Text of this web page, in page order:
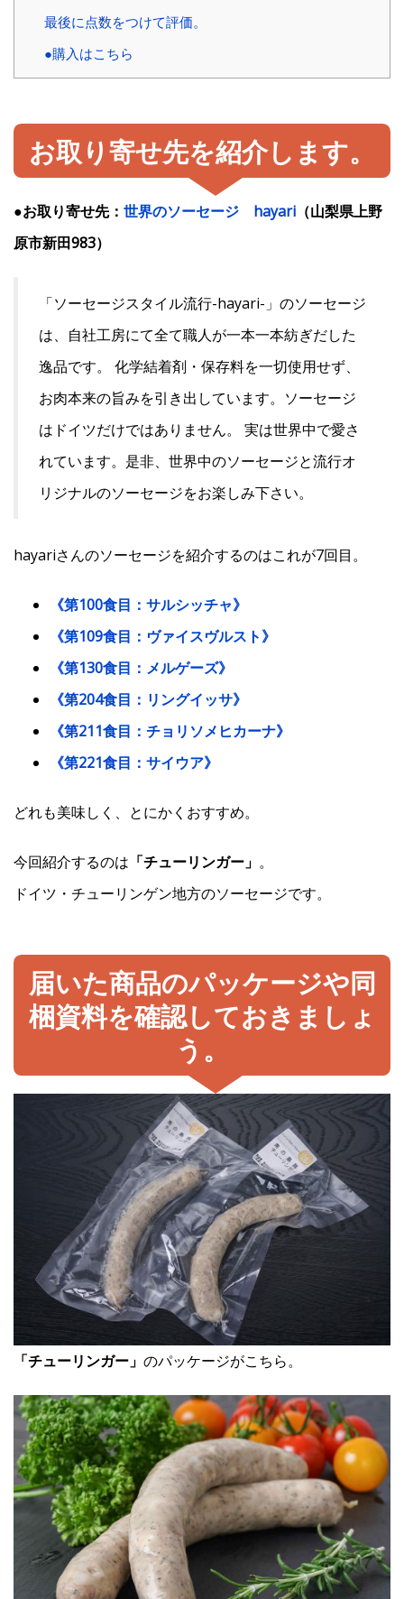
最後に点数をつけて評価。
●購入はこちら
お取り寄せ先を紹介します。
●お取り寄せ先： 世界のソーセージ hayari （山梨県上野
原市新田983）
「ソーセージスタイル流行-hayari-」のソーセージ
は、自社工房にて全て職人が一本一本紡ぎだした
逸品です。 化学結着剤・保存料を一切使用せず、
お肉本来の旨みを引き出しています。ソーセージ
はドイツだけではありません。 実は世界中で愛さ
れています。是非、世界中のソーセージと流行オ
リジナルのソーセージをお楽しみ下さい。
hayariさんのソーセージを紹介するのはこれが7回目。
《第100食目：サルシッチャ》
《第109食目：ヴァイスヴルスト》
《第130食目：メルゲーズ》
《第204食目：リングイッサ》
《第211食目：チョリソメヒカーナ》
《第221食目：サイウア》
どれも美味しく、とにかくおすすめ。
今回紹介するのは 「チューリンガー」 。
ドイツ・チューリンゲン地方のソーセージです。
届いた商品のパッケージや同
梱資料を確認しておきましょ
う。
「チューリンガー」 のパッケージがこちら。